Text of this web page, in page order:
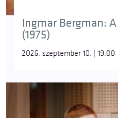
Ingmar Bergman:
(1975)
2026. szeptember 10. | 19:00